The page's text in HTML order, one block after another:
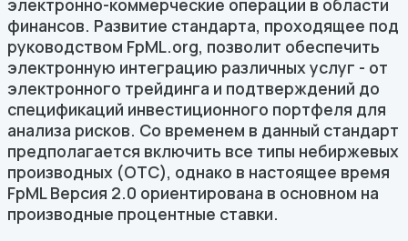
электронно-коммерческие операции в области
финансов. Развитие стандарта, проходящее под
руководством FpML.org, позволит обеспечить
электронную интеграцию различных услуг - от
электронного трейдинга и подтверждений до
спецификаций инвестиционного портфеля для
анализа рисков. Со временем в данный стандарт
предполагается включить все типы небиржевых
производных (OTC), однако в настоящее время
FpML Версия 2.0 ориентирована в основном на
производные процентные ставки.